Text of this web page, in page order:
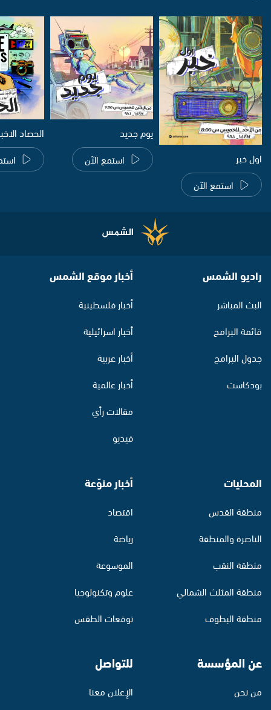
اول خبر
استمع الآن
يوم جديد
استمع الآن
الحصاد
راديو الشمس
البث المباشر
قائمة البرامج
جدول البرامج
بودكاست
أخبار موقع الشمس
أخبار فلسطينية
أخبار اسرائيلية
أخبار عربية
أخبار عالمية
مقالات رأي
فيديو
المحليات
منطقة القدس
الناصرة والمنطقة
منطقة النقب
منطقة المثلث الشمالي
منطقة البطوف
أخبار منوّعة
اقتصاد
رياضة
الموسوعة
علوم وتكنولوجيا
توقعات الطقس
عن المؤسسة
من نحن
للتواصل
الإعلان معنا